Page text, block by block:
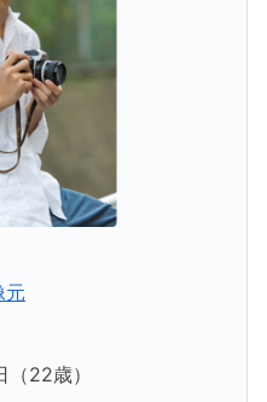
元
22歳）